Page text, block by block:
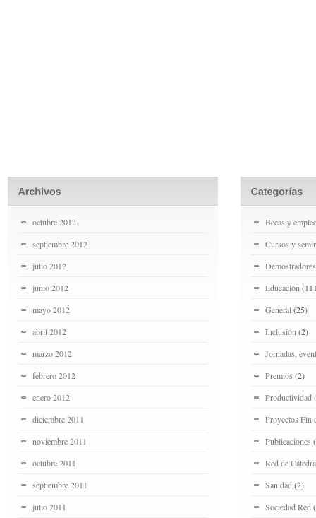
octubre 2012
septiembre 2012
julio 2012
junio 2012
mayo 2012
abril 2012
marzo 2012
febrero 2012
enero 2012
diciembre 2011
noviembre 2011
octubre 2011
septiembre 2011
julio 2011
Becas y
Cursos y
Demostradores
Educación
General (25)
Inclusión (2)
Jornadas,
Premios (2)
Productividad
Proyectos Fin
Publicaciones
Red de
Sanidad (2)
Sociedad Red